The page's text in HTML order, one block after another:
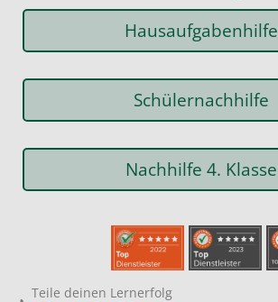
Hausaufgabenhilfe
Schülernachhilfe
Nachhilfe 4. Klasse
Teile deinen Lernerfolg